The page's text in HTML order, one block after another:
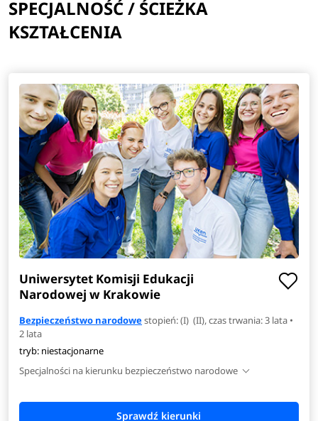
SPECJALNOŚĆ / ŚCIEŻKA
KSZTAŁCENIA
Uniwersytet Komisji Edukacji
Narodowej w Krakowie
Bezpieczeństwo narodowestopień: (I) (II), czas trwania: 3 lata •
2 lata
tryb: niestacjonarne
Specjalności na kierunku bezpieczeństwo narodowe